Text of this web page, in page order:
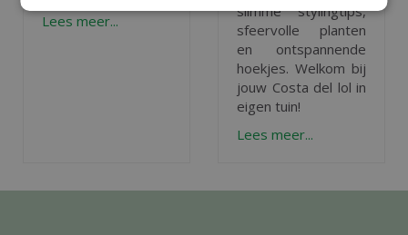
Lees meer...
slimme stylingtips,
sfeervolle planten
en ontspannende
hoekjes. Welkom bij
jouw Costa del lol in
eigen tuin!
Lees meer...